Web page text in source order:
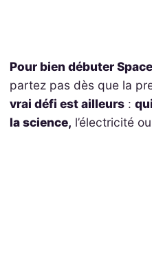
Pour bien débuter
partez pas dès que la
vrai défi est ailleurs:
la science, l’électricité